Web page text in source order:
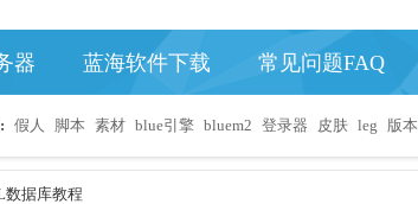
器 蓝海软件下载 常见问题FAQ
假人 脚本 素材 blue引擎 bluem2 登录器 皮肤 leg 版本
数据库教程